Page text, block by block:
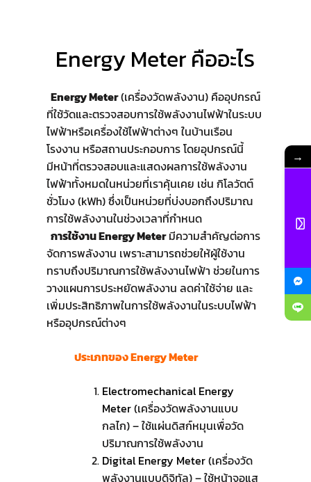
Energy Meter คืออะไร
Energy Meter(เครื่องวัดพลังงาน) คืออุปกรณ์
ที่ใช้วัดและตรวจสอบการใช้พลังงานไฟฟ้าในระบบ
ไฟฟ้าหรือเครื่องใช้ไฟฟ้าต่างๆ ในบ้านเรือน
โรงงาน หรือสถานประกอบการ โดยอุปกรณ์นี้
มีหน้าที่ตรวจสอบและแสดงผลการใช้พลังงาน
ไฟฟ้าทั้งหมดในหน่วยที่เราคุ้นเคย เช่น กิโลวัตต์
ชั่วโมง (kWh) ซึ่งเป็นหน่วยที่บ่งบอกถึงปริมาณ
การใช้พลังงานในช่วงเวลาที่กำหนด
การใช้งาน Energy Meterมีความสำคัญต่อการ
จัดการพลังงาน เพราะสามารถช่วยให้ผู้ใช้งาน
ทราบถึงปริมาณการใช้พลังงานไฟฟ้า ช่วยในการ
วางแผนการประหยัดพลังงาน ลดค่าใช้จ่าย และ
เพิ่มประสิทธิภาพในการใช้พลังงานในระบบไฟฟ้า
หรืออุปกรณ์ต่างๆ
ประเภทของ Energy Meter
Electromechanical Energy
Meter(เครื่องวัดพลังงานแบบ
กลไก) – ใช้แผ่นดิสก์หมุนเพื่อวัด
ปริมาณการใช้พลังงาน
Digital Energy Meter(เครื่องวัด
พลังงานแบบดิจิทัล) – ใช้หน้าจอแส
→